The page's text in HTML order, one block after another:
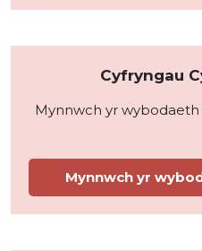
Cyfryngau
Mynnwch yr
Mynnwch yr